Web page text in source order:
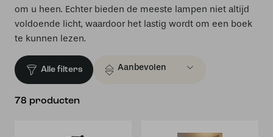
om u heen. Echter bieden de meeste lampen niet altijd
voldoende licht, waardoor het lastig wordt om een boek
te kunnen lezen.
Alle filters
78 producten